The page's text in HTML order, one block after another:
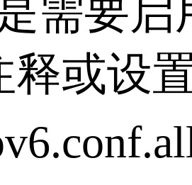
需要启
释或设